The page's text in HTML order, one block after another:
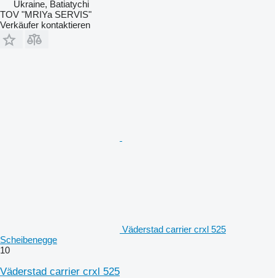
Ukraine, Batiatychi
TOV "MRIYa SERVIS"
Verkäufer kontaktieren
Väderstad carrier crxl 525
Scheibenegge
10
Väderstad carrier crxl 525